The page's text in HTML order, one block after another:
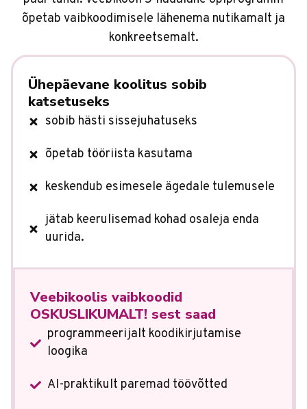
õpetab vaibkoodimisele lähenema nutikamalt ja
konkreetsemalt.
Ühepäevane koolitus sobib
katsetuseks
sobib hästi sissejuhatuseks
õpetab tööriista kasutama
keskendub esimesele ägedale tulemusele
jätab keerulisemad kohad osaleja enda
uurida.
Veebikoolis vaibkoodid
OSKUSLIKUMALT! sest saad
programmeerijalt koodikirjutamise
loogika
AI-praktikult paremad töövõtted